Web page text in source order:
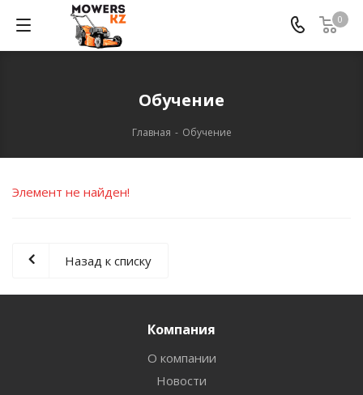
0
Обучение
Главная - Обучение
Элемент не найден!
Назад к списку
Компания
О компании
Новости